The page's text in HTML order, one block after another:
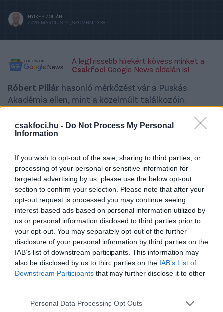
csakfoci.hu - Do Not Process My Personal
Information
If you wish to opt-out of the sale, sharing to third parties, or
processing of your personal or sensitive information for
targeted advertising by us, please use the below opt-out
section to confirm your selection. Please note that after your
opt-out request is processed you may continue seeing
interest-based ads based on personal information utilized by
us or personal information disclosed to third parties prior to
your opt-out. You may separately opt-out of the further
disclosure of your personal information by third parties on the
IAB’s list of downstream participants. This information may
also be disclosed by us to third parties on the IAB’s List of
Downstream Participants that may further disclose it to other
Please note that this website/app uses one or more Google
Personal Data Processing Opt Outs
NYIKES ZOLTÁN
2020. MÁRCIUS 14., SZOMBAT 13:38
A legfrissebb hírekért kövess minket a
Csakfoci Google News oldalán is!
Róbert Pillár hasonló mérkőzést vár a Puskás
Akadémia ellen, mint a közelmúlt találkozóin.
„Szerintem nem lesz nagy különbség a két csapat
játéka között, ugyanúgy fogunk pályára lépni, mint
nem tudnám kiemelni az erősségüket és a
gyengeségüket sem, mindenre fel kell készülnünk”
idézi azm4sport.hua szlovák védőt, aki az M4
Sport Játékoskijáró című műsorának kijelentette, a
cél a nemzetközi kupaszereplés kiharcolása.
– „Reméljük a legjobbakat és azt, hogy az Európa
Ligába tudunk majd kerülni.
Emellett természetesen reméljük, hogy a lehető
legjobb helyen tudjuk befejezni a bajnokságot,
legyen az a második, a harmadik vagy a negyedik
hely.”